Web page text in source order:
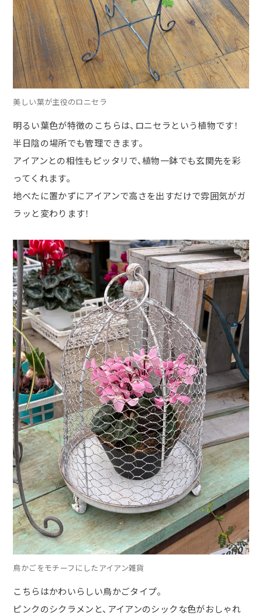
美しい葉が主役のロニセラ
明るい葉色が特徴のこちらは、ロニセラという植物です！
半日陰の場所でも管理できます。
アイアンとの相性もピッタリで、植物一鉢でも玄関先を彩
ってくれます。
地べたに置かずにアイアンで高さを出すだけで雰囲気がガ
ラッと変わります！
鳥かごをモチーフにしたアイアン雑貨
こちらはかわいらしい鳥かごタイプ。
ピンクのシクラメンと、アイアンのシックな色がおしゃれ